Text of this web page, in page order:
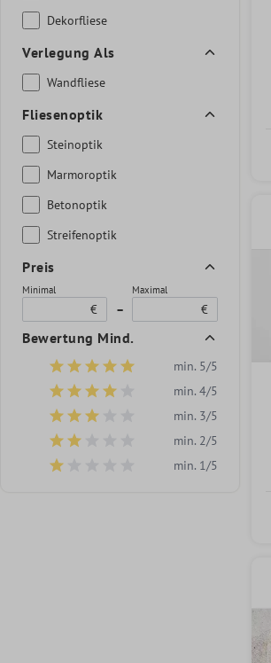
Dekorfliese
Verlegung Als
Wandfliese
Fliesenoptik
Steinoptik
Marmoroptik
Betonoptik
Streifenoptik
Preis
Minimal
€ –
Maximal
€
Bewertung Mind.
Filter hinzufügen: Minimum Bewertung
min. 5/5
Filter hinzufügen: Minimum Bewertung
min. 4/5
Filter hinzufügen: Minimum Bewertung
min. 3/5
Filter hinzufügen: Minimum Bewertung
min. 2/5
Filter hinzufügen: Minimum Bewertung
min. 1/5